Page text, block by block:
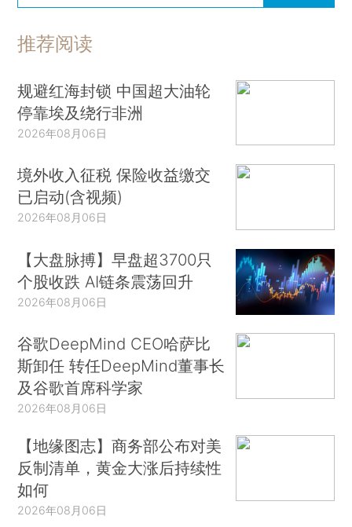
推荐阅读
规避红海封锁 中国超大油轮
停靠埃及绕行非洲
2026年08月06日
境外收入征税 保险收益缴交
已启动(含视频)
2026年08月06日
【大盘脉搏】早盘超3700只
个股收跌 AI链条震荡回升
2026年08月06日
谷歌DeepMind CEO哈萨比
斯卸任 转任DeepMind董事长
及谷歌首席科学家
2026年08月06日
【地缘图志】商务部公布对美
反制清单，黄金大涨后持续性
如何
2026年08月06日